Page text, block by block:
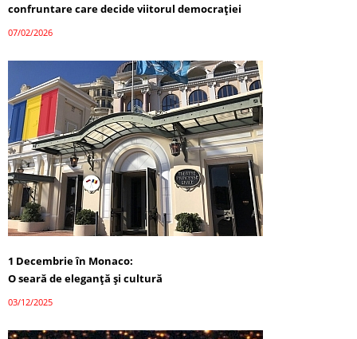
confruntare care decide viitorul democrației
07/02/2026
1 Decembrie în Monaco:
O seară de eleganță și cultură
03/12/2025